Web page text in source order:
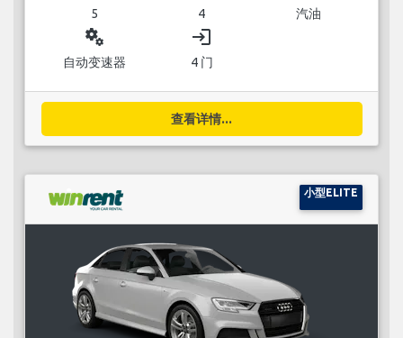
5 4 汽油
miscellaneous_services
自动变速器
login
4 门
查看详情...
小型ELITE